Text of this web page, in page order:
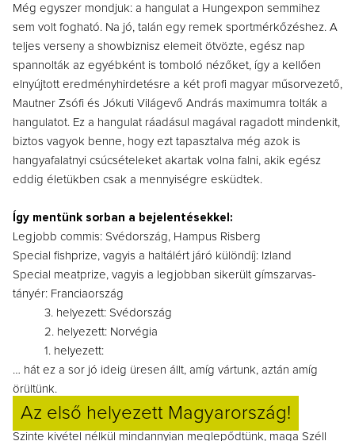
Még egyszer mondjuk: a hangulat a Hungexpon semmihez
sem volt fogható. Na jó, talán egy remek sportmérkőzéshez. A
teljes verseny a showbiznisz elemeit ötvözte, egész nap
spannolták az egyébként is tomboló nézőket, így a kellően
elnyújtott eredményhirdetésre a két profi magyar műsorvezető,
Mautner Zsófi és Jókuti Világevő András maximumra tolták a
hangulatot. Ez a hangulat ráadásul magával ragadott mindenkit,
biztos vagyok benne, hogy ezt tapasztalva még azok is
hangyafalatnyi csúcsételeket akartak volna falni, akik egész
eddig életükben csak a mennyiségre esküdtek.
Így mentünk sorban a bejelentésekkel:
Legjobb commis: Svédország, Hampus Risberg
Special fishprize, vagyis a haltálért járó különdíj: Izland
Special meatprize, vagyis a legjobban sikerült gímszarvas-
tányér: Franciaország
3. helyezett: Svédország
2. helyezett: Norvégia
1. helyezett:
… hát ez a sor jó ideig üresen állt, amíg vártunk, aztán amíg
örültünk.
Az első helyezett Magyarország!
Szinte kivétel nélkül mindannyian meglepődtünk, maga Széll